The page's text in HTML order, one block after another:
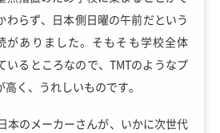
わらず、日本側日曜の午前だという
がありました。そもそも学校全体
いるところなので、TMTのようなプ
く、うれしいものです。
本のメーカーさんが、いかに次世代